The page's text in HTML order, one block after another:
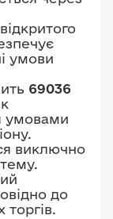
умови
69036
умовами
виключно
до